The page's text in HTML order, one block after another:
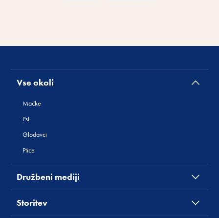
Vse okoli
Mačke
Psi
Glodavci
Ptice
Družbeni mediji
Storitev